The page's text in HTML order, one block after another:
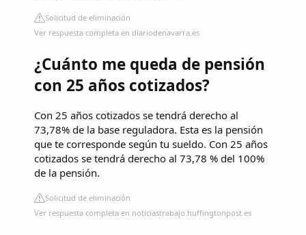
Solicitud de eliminación
Ver respuesta completa en diariodenavarra.es
¿Cuánto me queda de pensión
con 25 años cotizados?
Con 25 años cotizados se tendrá derecho al
73,78% de la base reguladora. Esta es la pensión
que te corresponde según tu sueldo. Con 25 años
cotizados se tendrá derecho al 73,78 % del 100%
de la pensión.
Solicitud de eliminación
Ver respuesta completa en noticiastrabajo.huffingtonpost.es